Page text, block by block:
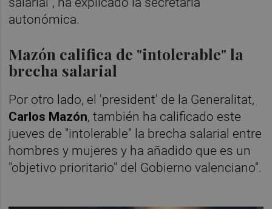
autonómica.
Mazón califica de "intolerable" la
brecha salarial
Por otro lado, el 'president' de la Generalitat,
Carlos Mazón, también ha calificado este
jueves de "intolerable" la brecha salarial entre
hombres y mujeres y ha añadido que es un
"objetivo prioritario" del Gobierno valenciano".